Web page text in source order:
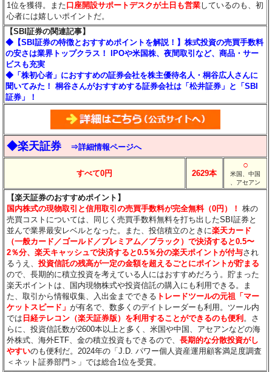
1位を獲得。また口座開設サポートデスクが土日も営業しているのも、初
心者には嬉しいポイントだ。
【SBI証券の関連記事】
◆【SBI証券の特徴とおすすめポイントを解説！】株式投資の売買手数料
の安さは業界トップクラス！ IPOや米国株、夜間取引など、商品・サー
ビスも充実
◆「株初心者」におすすめの証券会社を株主優待名人・桐谷広人さんに
聞いてみた！ 桐谷さんがおすすめする証券会社は「松井証券」と「SBI
証券」！
◆楽天証券 ⇒詳細情報ページへ
すべて0円 2629本
○
米国、中国
、アセアン
【楽天証券のおすすめポイント】
国内株式の現物取引と信用取引の売買手数料が完全無料（0円）！ 株の
売買コストについては、同じく売買手数料無料を打ち出したSBI証券と
並んで業界最安レベルとなった。また、投信積立のときに楽天カード
（一般カード／ゴールド／プレミアム／ブラック）で決済すると0.5〜
2％分、楽天キャッシュで決済すると0.5％分の楽天ポイントが付与され
るうえ、投資信託の残高が一定の金額を超えるごとにポイントが貯まる
ので、長期的に積立投資を考えている人にはおすすめだろう。貯まった
楽天ポイントは、国内現物株式や投資信託の購入にも利用できる。ま
た、取引から情報収集、入出金までできる トレードツールの元祖「マー
ケットスピード」が有名で、数多くのデイトレーダーも利用。ツール内
では 日経テレコン（楽天証券版）を利用することができるのも便利 。さ
らに、投資信託数が2600本以上と多く、米国や中国、アセアンなどの海
外株式、海外ETF、金の積立投資もできるので、長期的な分散投資がし
やすいのも便利だ。2024年の「J.D. パワー個人資産運用顧客満足度調査
＜ネット証券部門＞」では総合1位を受賞。